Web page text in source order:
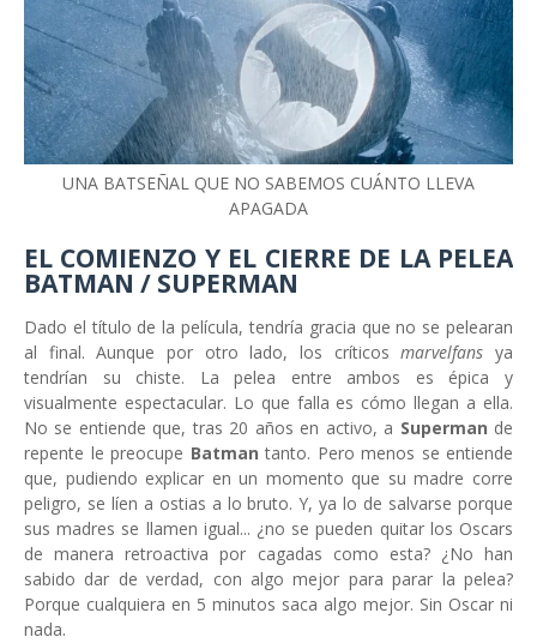
UNA BATSEÑAL QUE NO SABEMOS CUÁNTO LLEVA
APAGADA
EL COMIENZO Y EL CIERRE DE LA PELEA
BATMAN / SUPERMAN
Dado el título de la película, tendría gracia que no se pelearan
al final. Aunque por otro lado, los críticosmarvelfansya
tendrían su chiste. La pelea entre ambos es épica y
visualmente espectacular. Lo que falla es cómo llegan a ella.
No se entiende que, tras 20 años en activo, a Superman de
repente le preocupe Batmantanto. Pero menos se entiende
que, pudiendo explicar en un momento que su madre corre
peligro, se líen a ostias a lo bruto. Y, ya lo de salvarse porque
sus madres se llamen igual... ¿no se pueden quitar los Oscars
de manera retroactiva por cagadas como esta? ¿No han
sabido dar de verdad, con algo mejor para parar la pelea?
Porque cualquiera en 5 minutos saca algo mejor. Sin Oscar ni
nada.